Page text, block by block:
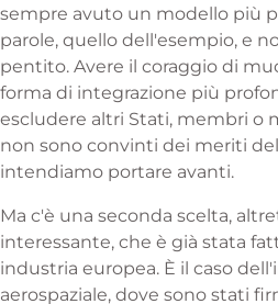
sempre avuto un modello più
parole, quello dell'esempio, e
pentito. Avere il coraggio di
forma di integrazione più
escludere altri Stati, membri o
non sono convinti dei meriti
intendiamo portare avanti.
Ma c'è una seconda scelta,
interessante, che è già stata
industria europea. È il caso
aerospaziale, dove sono stati